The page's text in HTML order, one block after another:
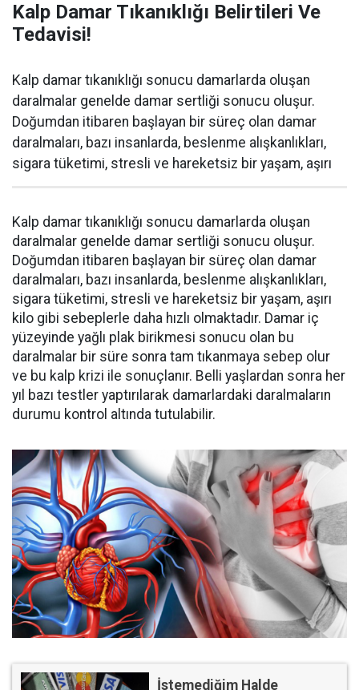
Kalp Damar Tıkanıklığı Belirtileri Ve
Tedavisi!
Kalp damar tıkanıklığı sonucu damarlarda oluşan
daralmalar genelde damar sertliği sonucu oluşur.
Doğumdan itibaren başlayan bir süreç olan damar
daralmaları, bazı insanlarda, beslenme alışkanlıkları,
sigara tüketimi, stresli ve hareketsiz bir yaşam, aşırı
Kalp damar tıkanıklığı sonucu damarlarda oluşan
daralmalar genelde damar sertliği sonucu oluşur.
Doğumdan itibaren başlayan bir süreç olan damar
daralmaları, bazı insanlarda, beslenme alışkanlıkları,
sigara tüketimi, stresli ve hareketsiz bir yaşam, aşırı
kilo gibi sebeplerle daha hızlı olmaktadır. Damar iç
yüzeyinde yağlı plak birikmesi sonucu olan bu
daralmalar bir süre sonra tam tıkanmaya sebep olur
ve bu kalp krizi ile sonuçlanır. Belli yaşlardan sonra her
yıl bazı testler yaptırılarak damarlardaki daralmaların
durumu kontrol altında tutulabilir.
İstemediğim Halde